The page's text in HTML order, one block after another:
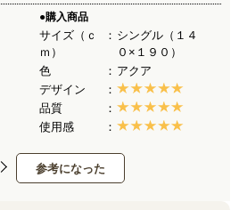
●購入商品
サイズ（ｃ
ｍ）
シングル（１４
０×１９０）
色
アクア
デザイン
品質
使用感
参考になった